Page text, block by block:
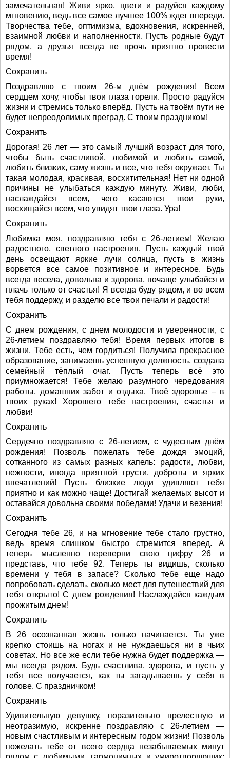
замечательная! Живи ярко, цвети и радуйся каждому
мгновению, ведь все самое лучшее 100% ждет впереди.
Творчества тебе, оптимизма, вдохновения, искренней,
взаимной любви и наполненности. Пусть родные будут
рядом, а друзья всегда не прочь приятно провести
время!
Сохранить
Поздравляю с твоим 26-м днём рождения! Всем
сердцем хочу, чтобы твои глаза горели. Просто радуйся
жизни и стремись только вперёд. Пусть на твоём пути не
будет непреодолимых преград. С твоим праздником!
Сохранить
Дорогая! 26 лет — это самый лучший возраст для того,
чтобы быть счастливой, любимой и любить самой,
любить близких, саму жизнь и все, что тебя окружает. Ты
такая молодая, красивая, восхитительная! Нет ни одной
причины не улыбаться каждую минуту. Живи, люби,
наслаждайся всем, чего касаются твои руки,
восхищайся всем, что увидят твои глаза. Ура!
Сохранить
Любимка моя, поздравляю тебя с 26-летием! Желаю
радостного, светлого настроения. Пусть каждый твой
день освещают яркие лучи солнца, пусть в жизнь
ворвется все самое позитивное и интересное. Будь
всегда весела, довольна и здорова, почаще улыбайся и
плачь только от счастья! Я всегда буду рядом, и во всем
тебя поддержу, и разделю все твои печали и радости!
Сохранить
С днем рождения, с днем молодости и уверенности, с
26-летием поздравляю тебя! Время первых итогов в
жизни. Тебе есть, чем гордиться! Получила прекрасное
образование, занимаешь успешную должность, создала
семейный тёплый очаг. Пусть теперь всё это
приумножается! Тебе желаю разумного чередования
работы, домашних забот и отдыха. Твоё здоровье – в
твоих руках! Хорошего тебе настроения, счастья и
любви!
Сохранить
Сердечно поздравляю с 26-летием, с чудесным днём
рождения! Позволь пожелать тебе дождя эмоций,
сотканного из самых разных капель: радости, любви,
нежности, иногда приятной грусти, доброты и ярких
впечатлений! Пусть близкие люди удивляют тебя
приятно и как можно чаще! Достигай желаемых высот и
оставайся довольна своими победами! Удачи и везения!
Сохранить
Сегодня тебе 26, и на мгновение тебе стало грустно,
ведь время слишком быстро стремится вперед. А
теперь мысленно переверни свою цифру 26 и
представь, что тебе 92. Теперь ты видишь, сколько
времени у тебя в запасе? Сколько тебе еще надо
попробовать сделать, сколько мест для путешествий для
тебя открыто! С днем рождения! Наслаждайся каждым
прожитым днем!
Сохранить
В 26 осознанная жизнь только начинается. Ты уже
крепко стоишь на ногах и не нуждаешься ни в чьих
советах. Но все же если тебе нужна будет поддержка —
мы всегда рядом. Будь счастлива, здорова, и пусть у
тебя все получается, как ты загадываешь у себя в
голове. С праздничком!
Сохранить
Удивительную девушку, поразительно прелестную и
неотразимую, искренне поздравляю с 26-летием —
новым счастливым и интересным годом жизни! Позволь
пожелать тебе от всего сердца незабываемых минут